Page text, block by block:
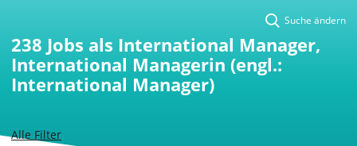
Alle Filter
Suche ändern
238 Jobs als International Manager,
International Managerin (engl.:
International Manager)